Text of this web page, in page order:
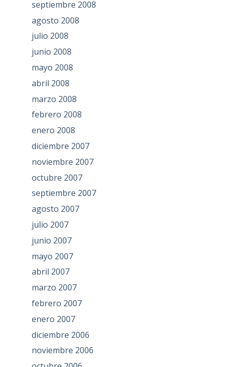
septiembre 2008
agosto 2008
julio 2008
junio 2008
mayo 2008
abril 2008
marzo 2008
febrero 2008
enero 2008
diciembre 2007
noviembre 2007
octubre 2007
septiembre 2007
agosto 2007
julio 2007
junio 2007
mayo 2007
abril 2007
marzo 2007
febrero 2007
enero 2007
diciembre 2006
noviembre 2006